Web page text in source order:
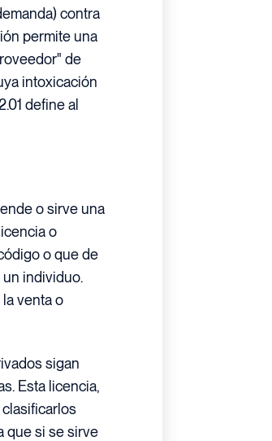
contra
permite una
de
intoxicación
define al
o sirve una
o
o que de
individuo.
venta o
sigan
Esta licencia,
que si se sirve